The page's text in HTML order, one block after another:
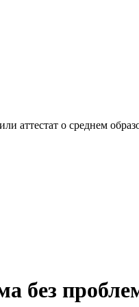
аттестат о среднем
без